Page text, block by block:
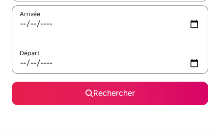
Arrivée
Départ
Rechercher